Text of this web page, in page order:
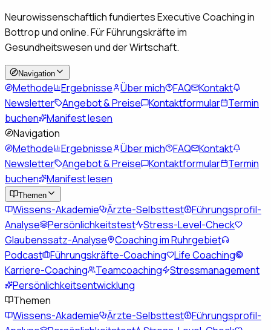
Neurowissenschaftlich fundiertes Executive Coaching in
Bottrop und online. Für Führungskräfte im
Gesundheitswesen und der Wirtschaft.
Navigation
Methode Ergebnisse Über mich FAQ
Kontakt
Newsletter Angebot & Preise Kontaktformular
Termin
buchen
Manifest lesen
Navigation
Methode
Ergebnisse Über mich FAQ
Kontakt
Newsletter Angebot & Preise Kontaktformular
Termin
buchen
Manifest lesen
Themen
Wissens-Akademie Ärzte-Selbsttest Führungsprofil-
Analyse
Persönlichkeitstest Stress-Level-Check
Glaubenssatz-Analyse
Coaching im Ruhrgebiet
Podcast Führungskräfte-Coaching
Life Coaching
Karriere-Coaching
Teamcoaching
Stressmanagement
Persönlichkeitsentwicklung
Themen
Wissens-Akademie
Ärzte-Selbsttest Führungsprofil-